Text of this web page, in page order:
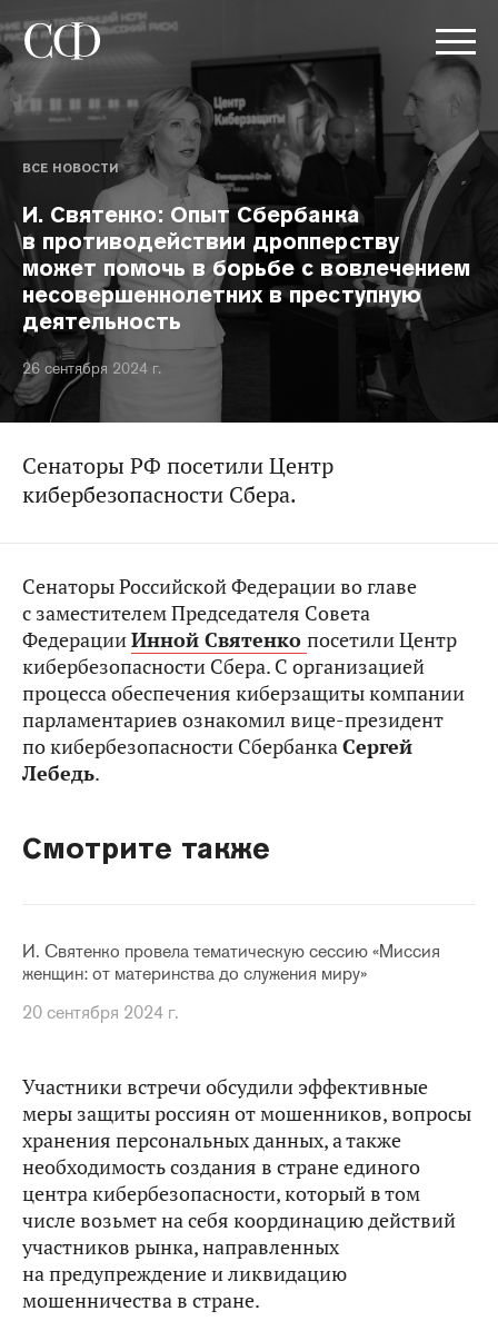
ВСЕ НОВОСТИ
И. Святенко: Опыт Сбербанка
в противодействии дропперству
может помочь в борьбе с вовлечением
несовершеннолетних в преступную
деятельность
26 сентября 2024 г.
Сенаторы РФ посетили Центр
кибербезопасности Сбера.
Сенаторы Российской Федерации во главе
с заместителем Председателя Совета
ФедерацииИнной Святенко посетили Центр
кибербезопасности Сбера. С организацией
процесса обеспечения киберзащиты компании
парламентариев ознакомил вице-президент
по кибербезопасности СбербанкаСергей
Лебедь.
Смотрите также
И. Святенко провела тематическую сессию «Миссия
женщин: от материнства до служения миру»
20 сентября 2024 г.
Участники встречи обсудили эффективные
меры защиты россиян от мошенников, вопросы
хранения персональных данных, а также
необходимость создания в стране единого
центра кибербезопасности, который в том
числе возьмет на себя координацию действий
участников рынка, направленных
на предупреждение и ликвидацию
мошенничества в стране.